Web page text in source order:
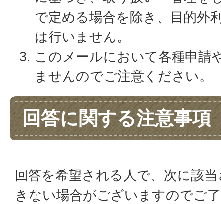
で定める場合を除き、目的外
は行いません。
このメールにおいて各種申請
ませんのでご注意ください。
回答に関する注意事項
回答を希望される人で、次に該
きない場合がございますのでご